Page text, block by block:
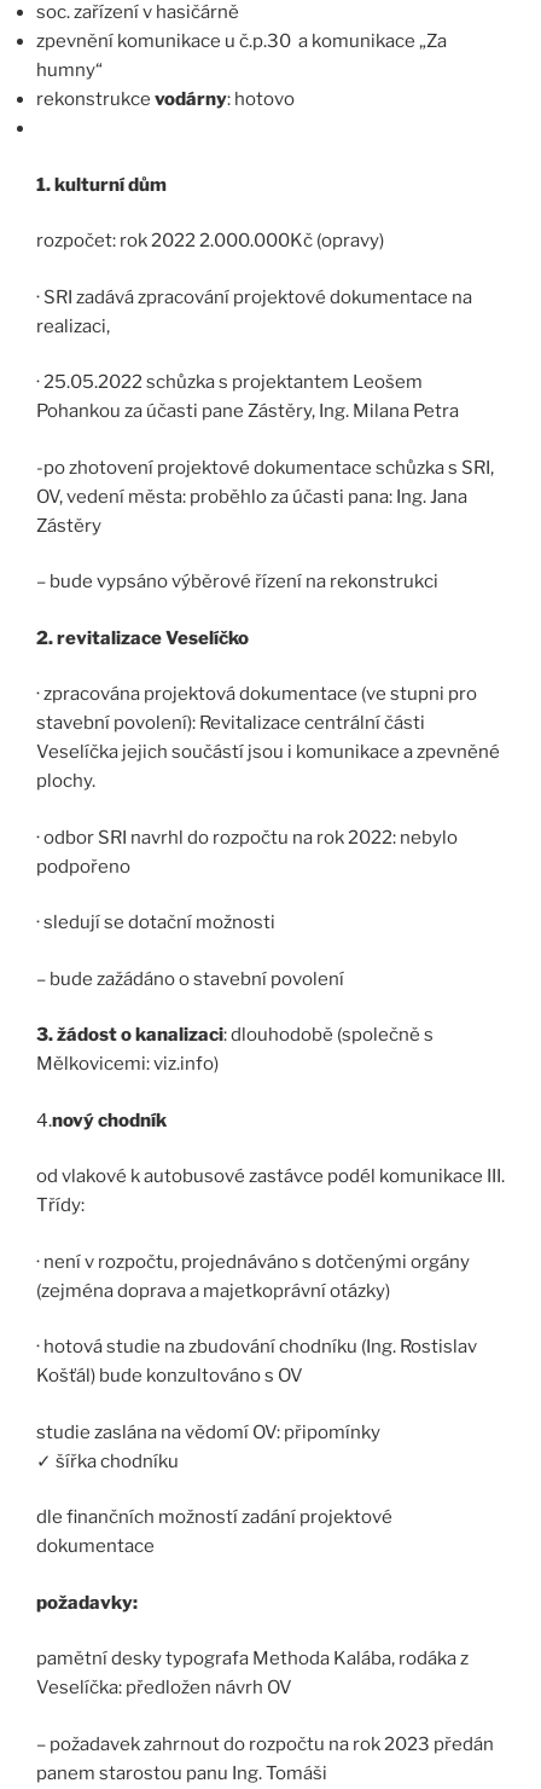
soc. zařízení v hasičárně
zpevnění komunikace u č.p.30 a komunikace „Za
humny“
rekonstrukce vodárny: hotovo
1. kulturní dům
rozpočet: rok 2022 2.000.000Kč (opravy)
· SRI zadává zpracování projektové dokumentace na
realizaci,
· 25.05.2022 schůzka s projektantem Leošem
Pohankou za účasti pane Zástěry, Ing. Milana Petra
-po zhotovení projektové dokumentace schůzka s SRI,
OV, vedení města: proběhlo za účasti pana: Ing. Jana
Zástěry
– bude vypsáno výběrové řízení na rekonstrukci
2. revitalizace Veselíčko
· zpracována projektová dokumentace (ve stupni pro
stavební povolení): Revitalizace centrální části
Veselíčka jejich součástí jsou i komunikace a zpevněné
plochy.
· odbor SRI navrhl do rozpočtu na rok 2022: nebylo
podpořeno
· sledují se dotační možnosti
– bude zažádáno o stavební povolení
3. žádost o kanalizaci: dlouhodobě (společně s
Mělkovicemi: viz.info)
4.nový chodník
od vlakové k autobusové zastávce podél komunikace III.
Třídy:
· není v rozpočtu, projednáváno s dotčenými orgány
(zejména doprava a majetkoprávní otázky)
· hotová studie na zbudování chodníku (Ing. Rostislav
Košťál) bude konzultováno s OV
studie zaslána na vědomí OV: připomínky
✓ šířka chodníku
dle finančních možností zadání projektové
dokumentace
požadavky:
pamětní desky typografa Methoda Kalába, rodáka z
Veselíčka: předložen návrh OV
– požadavek zahrnout do rozpočtu na rok 2023 předán
panem starostou panu Ing. Tomáši